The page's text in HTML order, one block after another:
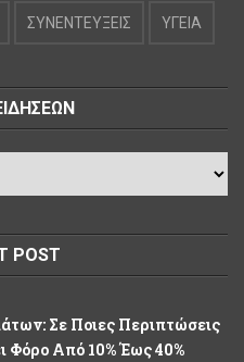
ΣΥΝΕΝΤΕΥΞΕΙΣ ΥΓΕΙΑ
POST
Σε Ποιες Περιπτώσεις
Φόρο Από 10% Έως 40%